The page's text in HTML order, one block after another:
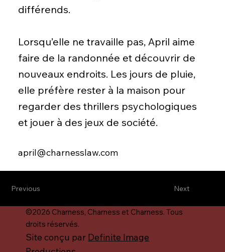
différends.
Lorsqu’elle ne travaille pas, April aime
faire de la randonnée et découvrir de
nouveaux endroits. Les jours de pluie,
elle préfère rester à la maison pour
regarder des thrillers psychologiques
et jouer à des jeux de société.
april@charnesslaw.com
Next
Previous
©2026 Charness, Charness et Charness. Tous
droits réservés.
Site conçu par Definite Image